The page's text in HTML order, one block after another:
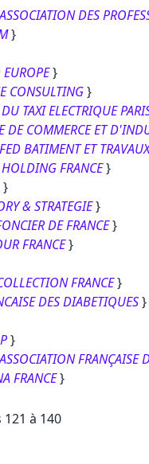
DES
}
}
CONSULTING}
TAXI ELECTRIQUE
COMMERCE ET
BATIMENT ET
FRANCE}
}
& STRATEGIE}
DE FRANCE}
FRANCE}
FRANCE}
DES DIABETIQUES}
}
FRANÇAISE
FRANCE}
121 à 140